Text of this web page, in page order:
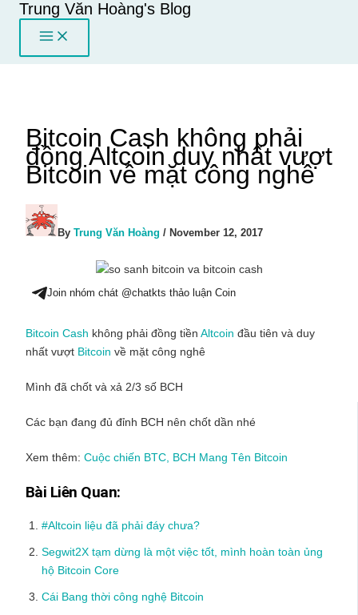
SkipTrung Văn Hoàng's Blog
Bitcoin Cash không phải
đồng Altcoin duy nhất vượt
Bitcoin về mặt công nghê
By Trung Văn Hoàng / November 12, 2017
Join nhóm chát @chatkts thảo luận Coin
Bitcoin Cash không phải đồng tiền Altcoin đầu tiên và duy
nhất vượt Bitcoin về mặt công nghê
Mình đã chốt và xả 2/3 số BCH
Các bạn đang đủ đỉnh BCH nên chốt dần nhé
Xem thêm: Cuộc chiến BTC, BCH Mang Tên Bitcoin
Bài Liên Quan:
#Altcoin liệu đã phải đáy chưa?
Segwit2X tạm dừng là một việc tốt, mình hoàn toàn ủng
hộ Bitcoin Core
Cái Bang thời công nghệ Bitcoin